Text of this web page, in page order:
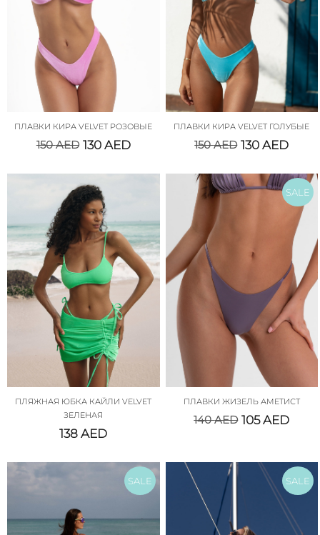
ПЛАВКИ КИРА VELVET РОЗОВЫЕ
150AED 130 AED
ПЛАВКИ КИРА VELVET ГОЛУБЫЕ
150AED 130AED
ПЛЯЖНАЯ ЮБКА КАЙЛИ VELVET
ЗЕЛЕНАЯ
138AED
SALE
ПЛАВКИ ЖИЗЕЛЬ АМЕТИСТ
140AED 105AED
SALE SALE